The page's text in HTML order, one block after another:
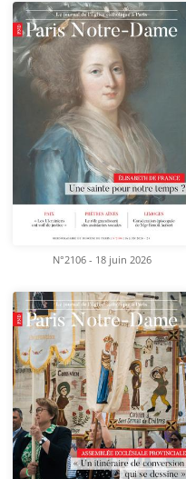
N°2106 - 18 juin 2026